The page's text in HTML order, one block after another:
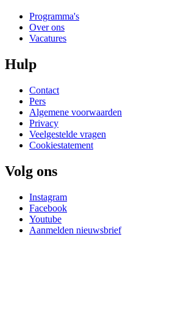
Programma's
Over ons
Vacatures
Hulp
Contact
Pers
Algemene voorwaarden
Privacy
Veelgestelde vragen
Cookiestatement
Volg ons
Instagram
Facebook
Youtube
Aanmelden nieuwsbrief